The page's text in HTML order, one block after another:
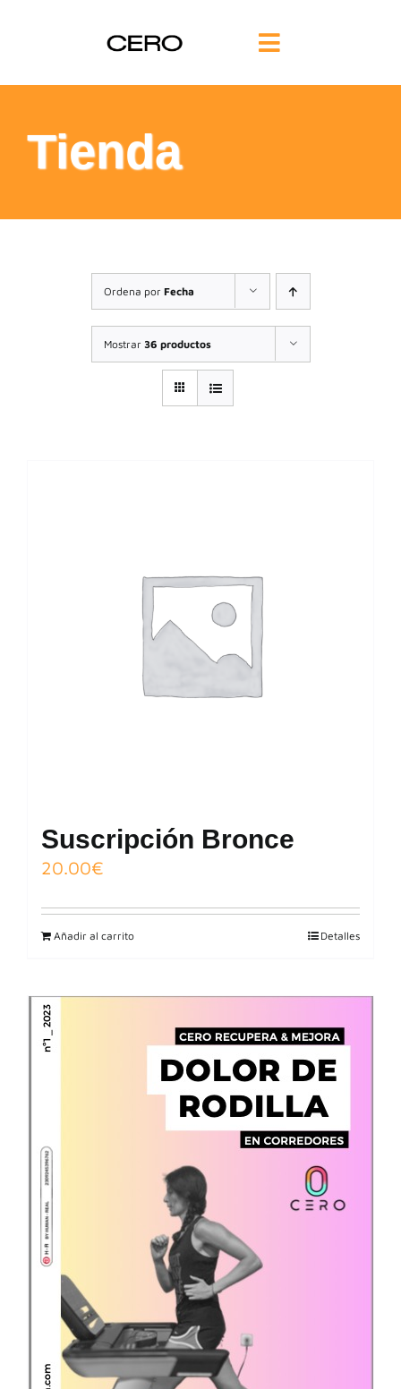
Toggle
Navigation
FILOSOFÍA
TE AYUDAMOS
FORMACIÓN
COMUNIDAD
Tienda
Ordena por Fecha
Mostrar 36 productos
Suscripción Bronce
20.00€
Añadir al carrito Detalles